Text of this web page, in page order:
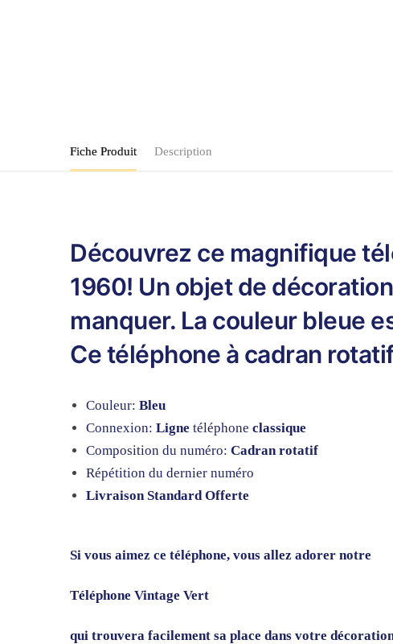
Fiche Produit Description
Découvrez ce magnifique
1960! Un objet de
manquer. La couleur bleue
Ce téléphone à cadran
Couleur:Bleu
Connexion:Ligne téléphoneclassique
Composition du numéro:Cadran rotatif
Répétition du dernier numéro
Livraison Standard Offerte
Si vous aimez ce téléphone, vous allez adorer notre
Téléphone Vintage Vert
qui trouvera facilement sa place dans votre